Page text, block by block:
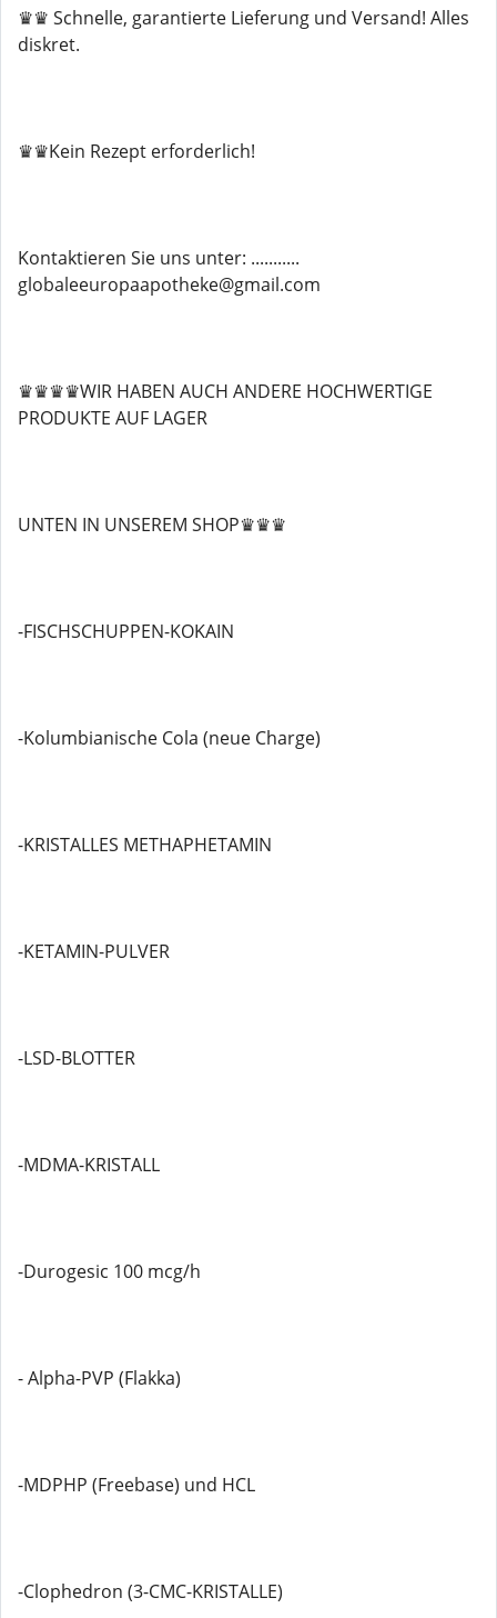
♛♛ Schnelle, garantierte Lieferung und Versand! Alles
diskret.
♛♛Kein Rezept erforderlich!
Kontaktieren Sie uns unter: ...........
globaleeuropaapotheke@gmail.com
♛♛♛♛WIR HABEN AUCH ANDERE HOCHWERTIGE
PRODUKTE AUF LAGER
UNTEN IN UNSEREM SHOP♛♛♛
-FISCHSCHUPPEN-KOKAIN
-Kolumbianische Cola (neue Charge)
-KRISTALLES METHAPHETAMIN
-KETAMIN-PULVER
-LSD-BLOTTER
-MDMA-KRISTALL
-Durogesic 100 mcg/h
- Alpha-PVP (Flakka)
-MDPHP (Freebase) und HCL
-Clophedron (3-CMC-KRISTALLE)